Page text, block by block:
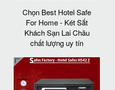
Chọn Best Hotel Safe
For Home - Két Sắt
Khách Sạn Lai Châu
chất lượng uy tín